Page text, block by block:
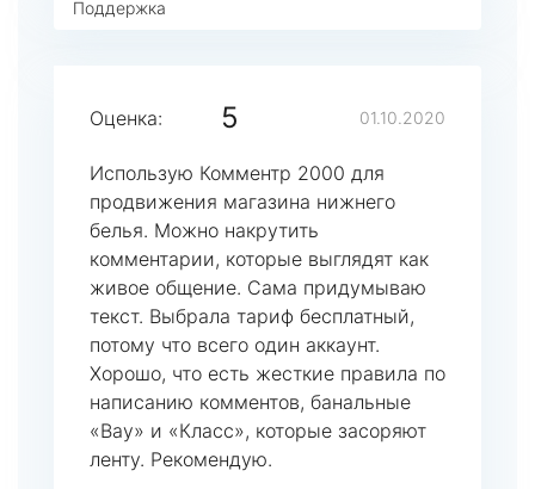
Поддержка
Оценка: 5 01.10.2020
Использую Комментр 2000 для
продвижения магазина нижнего
белья. Можно накрутить
комментарии, которые выглядят как
живое общение. Сама придумываю
текст. Выбрала тариф бесплатный,
потому что всего один аккаунт.
Хорошо, что есть жесткие правила по
написанию комментов, банальные
«Вау» и «Класс», которые засоряют
ленту. Рекомендую.